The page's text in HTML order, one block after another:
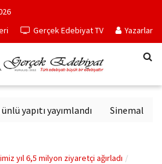
Gerçek Edebiyat TV Yazarlar
yapıtı yayımlandı
yıl 6,5 milyon ziyaretçi ağırladı